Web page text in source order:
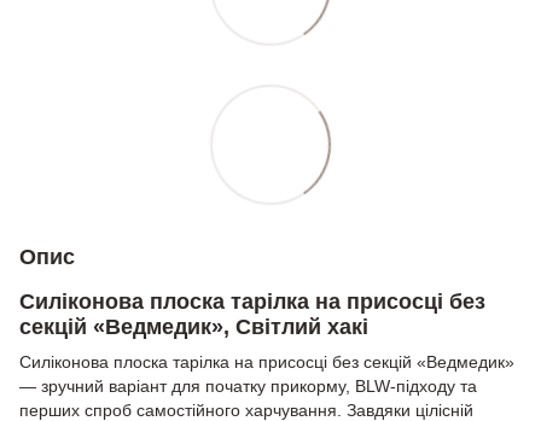
Опис
Силіконова плоска тарілка на присосці без
секцій «Ведмедик», Світлий хакі
Силіконова плоска тарілка на присосці без секцій «Ведмедик»
— зручний варіант для початку прикорму, BLW-підходу та
перших спроб самостійного харчування. Завдяки цілісній